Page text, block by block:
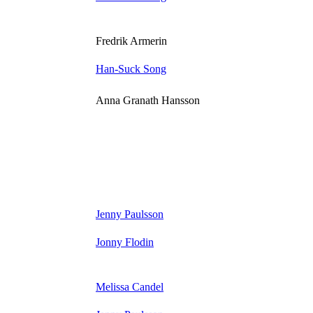
Fredrik Armerin
Han-Suck Song
Anna Granath Hansson
Jenny Paulsson
Jonny Flodin
Melissa Candel